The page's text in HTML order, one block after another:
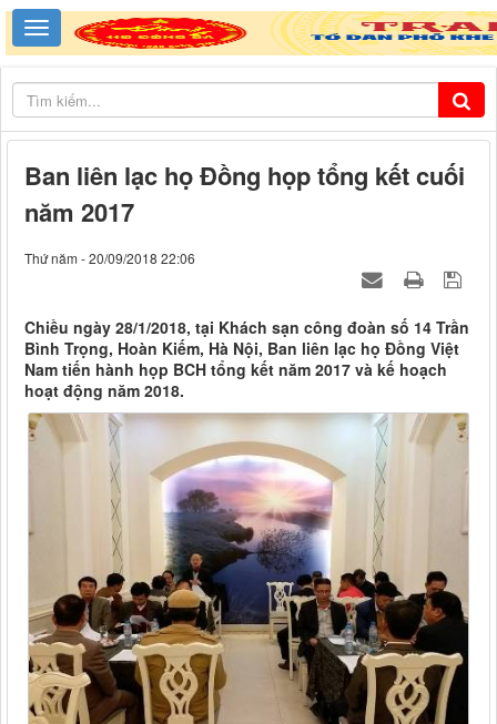
Ban liên lạc họ Đồng họp tổng kết cuối
năm 2017
Thứ năm - 20/09/2018 22:06
Chiều ngày 28/1/2018, tại Khách sạn công đoàn số 14 Trần
Bình Trọng, Hoàn Kiếm, Hà Nội, Ban liên lạc họ Đồng Việt
Nam tiến hành họp BCH tổng kết năm 2017 và kế hoạch
hoạt động năm 2018.